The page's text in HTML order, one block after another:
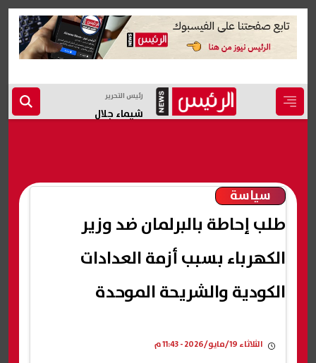
رئيس التحرير
شيماء جلال
سياسة
طلب إحاطة بالبرلمان ضد وزير
الكهرباء بسبب أزمة العدادات
الكودية والشريحة الموحدة
الثلاثاء 19/مايو/2026 - 11:43 م